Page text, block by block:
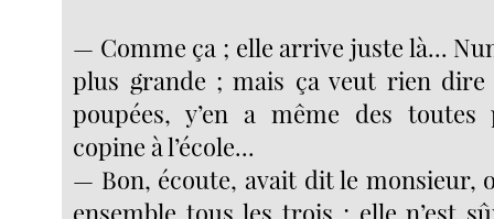
— Comme ça ; elle arrive juste là...
plus grande ; mais ça veut rien dire
poupées, y’en a même des toutes
copine à l’école...
— Bon, écoute, avait dit le monsieur,